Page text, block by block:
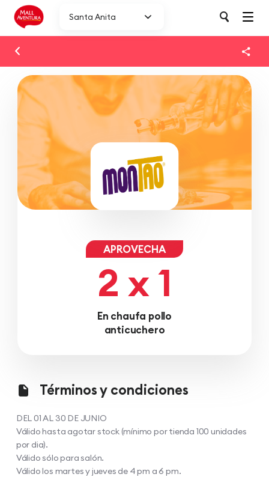
Santa Anita
APROVECHA
2 x 1
En chaufa pollo
anticuchero
Términos y condiciones
DEL 01 AL 30 DE JUNIO
Válido hasta agotar stock (mínimo por tienda 100 unidades
por dia).
Válido sólo para salón.
Válido los martes y jueves de 4 pm a 6 pm.